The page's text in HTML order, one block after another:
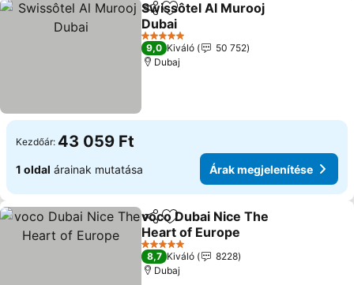
Megosztás
Hozzáadás a kedvencekhez
Swissôtel Al Murooj
Dubai
Árak megjelenítése
5 Kategória
9,0 Kiváló
50 752
Dubaj
Kezdőár: 43 059 Ft
1 oldal árainak mutatása Árak megjelenítése
Megosztás
Hozzáadás a kedvencekhez
voco Dubai Nice The
Heart of Europe
Árak megjelenítése
5 Kategória
8,7 Kiváló
8228
Dubaj